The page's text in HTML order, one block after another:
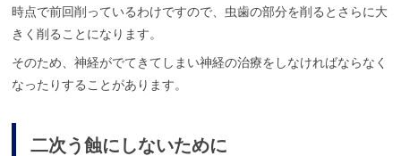
時点で前回削っているわけですので、虫歯の部分を削るとさらに大
きく削ることになります。
そのため、神経がでてきてしまい神経の治療をしなければならなく
なったりすることがあります。
二次う蝕にしないために